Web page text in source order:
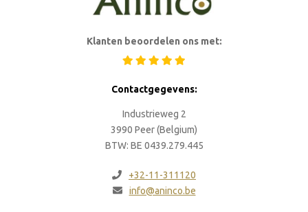
Klanten beoordelen ons met:
Contactgegevens:
Industrieweg 2
3990 Peer (Belgium)
BTW: BE 0439.279.445
+32-11-311120
info@aninco.be